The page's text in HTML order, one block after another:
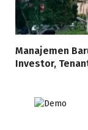
Manajemen
Investor,